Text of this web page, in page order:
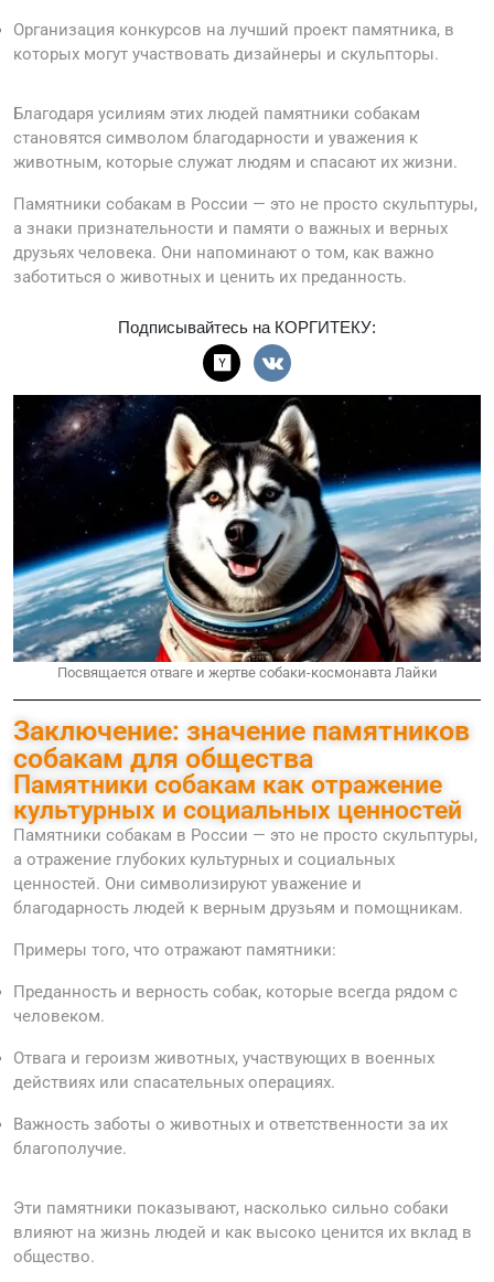
Организация конкурсов на лучший проект памятника, в
которых могут участвовать дизайнеры и скульпторы.
Благодаря усилиям этих людей памятники собакам
становятся символом благодарности и уважения к
животным, которые служат людям и спасают их жизни.
Памятники собакам в России — это не просто скульптуры,
а знаки признательности и памяти о важных и верных
друзьях человека. Они напоминают о том, как важно
заботиться о животных и ценить их преданность.
Подписывайтесь на КОРГИТЕКУ:
Посвящается отваге и жертве собаки-космонавта Лайки
Заключение: значение памятников
собакам для общества
Памятники собакам как отражение
культурных и социальных ценностей
Памятники собакам в России — это не просто скульптуры,
а отражение глубоких культурных и социальных
ценностей. Они символизируют уважение и
благодарность людей к верным друзьям и помощникам.
Примеры того, что отражают памятники:
Преданность и верность собак, которые всегда рядом с
человеком.
Отвага и героизм животных, участвующих в военных
действиях или спасательных операциях.
Важность заботы о животных и ответственности за их
благополучие.
Эти памятники показывают, насколько сильно собаки
влияют на жизнь людей и как высоко ценится их вклад в
общество.